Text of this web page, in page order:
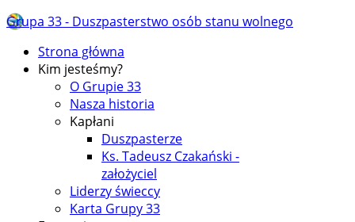
Grupa 33 - Duszpasterstwo osób stanu wolnego
Strona główna
Kim jesteśmy?
O Grupie 33
Nasza historia
Kapłani
Duszpasterze
Ks. Tadeusz Czakański -
założyciel
Liderzy świeccy
Karta Grupy 33